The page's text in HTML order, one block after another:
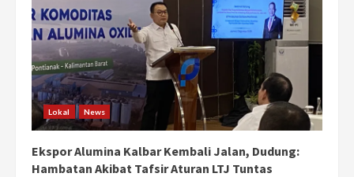
Lokal News
Ekspor Alumina Kalbar Kembali Jalan, Dudung:
Hambatan Akibat Tafsir Aturan LTJ Tuntas